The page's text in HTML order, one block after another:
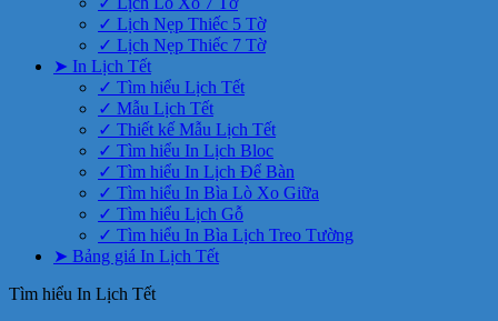
✓ Lịch Nẹp Thiếc 5 Tờ
✓ Lịch Nẹp Thiếc 7 Tờ
➤ In Lịch Tết
✓ Tìm hiểu Lịch Tết
✓ Mẫu Lịch Tết
✓ Thiết kế Mẫu Lịch Tết
✓ Tìm hiểu In Lịch Bloc
✓ Tìm hiểu In Lịch Để Bàn
✓ Tìm hiểu In Bìa Lò Xo Giữa
✓ Tìm hiểu Lịch Gỗ
✓ Tìm hiểu In Bìa Lịch Treo Tường
➤ Bảng giá In Lịch Tết
Tìm hiểu In Lịch Tết